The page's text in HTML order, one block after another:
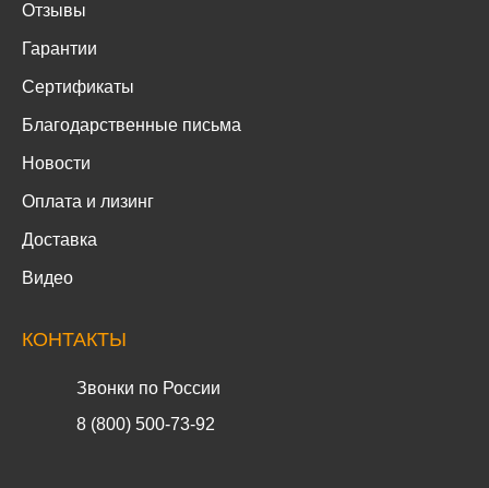
Отзывы
Гарантии
Сертификаты
Благодарственные письма
Новости
Оплата и лизинг
Доставка
Видео
КОНТАКТЫ
Звонки по России
8 (800) 500-73-92